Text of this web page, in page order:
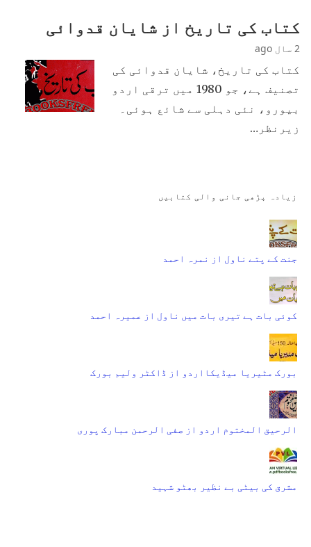
کتاب کی تاریخ از شایان قدوائی
2 سال ago
کتاب کی تاریخ، شایان قدوائی کی
تصنیف ہے، جو 1980 میں ترقی اردو
بیورو، نئی دہلی سے شائع ہوئی۔
زیرنظر…
زیادہ پڑھی جانی والی کتابیں
جنت کے پتے ناول از نمرہ احمد
کوئی بات ہے تیری بات میں ناول از عمیرہ احمد
بورک مٹیریا میڈیکااردو از ڈاکٹر ولیم بورک
الرحیق المختوم اردو از صفی الرحمن مبارک پوری
مشرق کی بیٹی بے نظیر بھٹو شہید